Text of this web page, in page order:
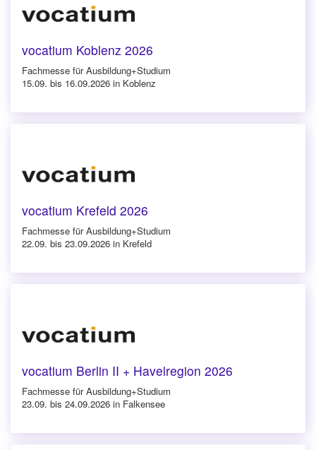
vocatium Koblenz 2026
Fachmesse für Ausbildung+Studium
15.09. bis 16.09.2026 in Koblenz
vocatium Krefeld 2026
Fachmesse für Ausbildung+Studium
22.09. bis 23.09.2026 in Krefeld
vocatium Berlin II + Havelregion 2026
Fachmesse für Ausbildung+Studium
23.09. bis 24.09.2026 in Falkensee